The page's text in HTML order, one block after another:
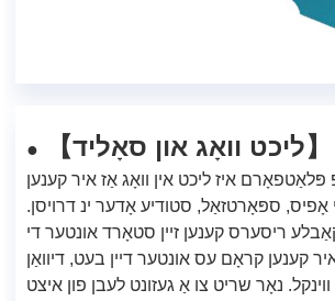
● 【ליכט וואָג און סאָליד】
איז ליכט אין וואָג אַז איר קענען
אָפיס, ספּאָרטזאַל, סטודיע אָדער ינ דרויסן.
ריסערס קענען זיין סטאָרד אונטער די
קענען קראָם עס אונטער דיין בעט, דיוואַן